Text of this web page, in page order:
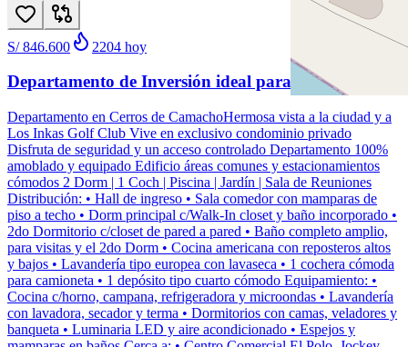
S/ 846.600 2204 hoy
Departamento de Inversión ideal para Airbnb
Departamento en Cerros de CamachoHermosa vista a la ciudad y a
Los Inkas Golf Club Vive en exclusivo condominio privado
Disfruta de seguridad y un acceso controlado Departamento 100%
amoblado y equipado Edificio áreas comunes y estacionamientos
cómodos 2 Dorm | 1 Coch | Piscina | Jardín | Sala de Reuniones
Distribución: • Hall de ingreso • Sala comedor con mamparas de
piso a techo • Dorm principal c/Walk-In closet y baño incorporado •
2do Dormitorio c/closet de pared a pared • Baño completo amplio,
para visitas y el 2do Dorm • Cocina americana con reposteros altos
y bajos • Lavandería tipo europea con lavaseca • 1 cochera cómoda
para camioneta • 1 depósito tipo cuarto cómodo Equipamiento: •
Cocina c/horno, campana, refrigeradora y microondas • Lavandería
con lavadora, secador y terma • Dormitorios con camas, veladores y
banqueta • Luminaria LED y aire acondicionado • Espejos y